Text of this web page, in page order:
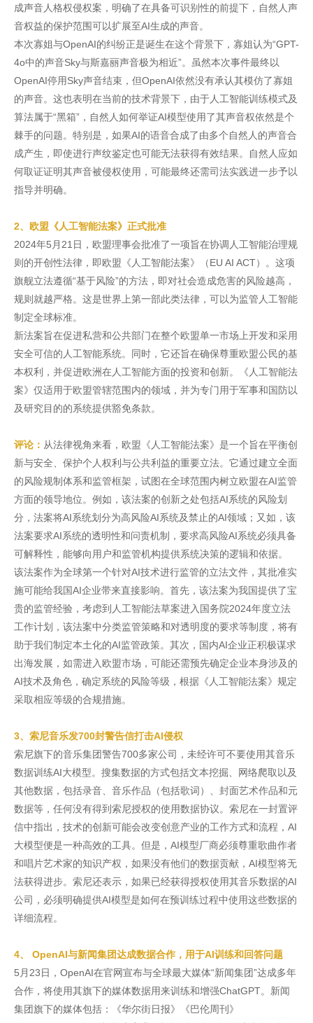
成声音人格权侵权案，明确了在具备可识别性的前提下，自然人声
音权益的保护范围可以扩展至AI生成的声音。
本次寡姐与OpenAI的纠纷正是诞生在这个背景下，寡姐认为“GPT-
4o中的声音Sky与斯嘉丽声音极为相近”。虽然本次事件最终以
OpenAI停用Sky声音结束，但OpenAI依然没有承认其模仿了寡姐
的声音。这也表明在当前的技术背景下，由于人工智能训练模式及
算法属于“黑箱”，自然人如何举证AI模型使用了其声音权依然是个
棘手的问题。特别是，如果AI的语音合成了由多个自然人的声音合
成产生，即使进行声纹鉴定也可能无法获得有效结果。自然人应如
何取证证明其声音被侵权使用，可能最终还需司法实践进一步予以
指导并明确。
2、欧盟《人工智能法案》正式批准
2024年5月21日，欧盟理事会批准了一项旨在协调人工智能治理规
则的开创性法律，即欧盟《人工智能法案》（EU AI ACT）。这项
旗舰立法遵循“基于风险”的方法，即对社会造成危害的风险越高，
规则就越严格。这是世界上第一部此类法律，可以为监管人工智能
制定全球标准。
新法案旨在促进私营和公共部门在整个欧盟单一市场上开发和采用
安全可信的人工智能系统。同时，它还旨在确保尊重欧盟公民的基
本权利，并促进欧洲在人工智能方面的投资和创新。《人工智能法
案》仅适用于欧盟管辖范围内的领域，并为专门用于军事和国防以
及研究目的的系统提供豁免条款。
评论： 从法律视角来看，欧盟《人工智能法案》是一个旨在平衡创
新与安全、保护个人权利与公共利益的重要立法。它通过建立全面
的风险规制体系和监管框架，试图在全球范围内树立欧盟在AI监管
方面的领导地位。例如，该法案的创新之处包括AI系统的风险划
分，法案将AI系统划分为高风险AI系统及禁止的AI领域；又如，该
法案要求AI系统的透明性和问责机制，要求高风险AI系统必须具备
可解释性，能够向用户和监管机构提供系统决策的逻辑和依据。
该法案作为全球第一个针对AI技术进行监管的立法文件，其批准实
施可能给我国AI企业带来直接影响。首先，该法案为我国提供了宝
贵的监管经验，考虑到人工智能法草案进入国务院2024年度立法
工作计划，该法案中分类监管策略和对透明度的要求等制度，将有
助于我们制定本土化的AI监管政策。其次，国内AI企业正积极谋求
出海发展，如需进入欧盟市场，可能还需预先确定企业本身涉及的
AI技术及角色，确定系统的风险等级，根据《人工智能法案》规定
采取相应等级的合规措施。
3、索尼音乐发700封警告信打击AI侵权
索尼旗下的音乐集团警告700多家公司，未经许可不要使用其音乐
数据训练AI大模型。搜集数据的方式包括文本挖掘、网络爬取以及
其他数据，包括录音、音乐作品（包括歌词）、封面艺术作品和元
数据等，任何没有得到索尼授权的使用数据协议。索尼在一封置评
信中指出，技术的创新可能会改变创意产业的工作方式和流程，AI
大模型便是一种高效的工具。但是，AI模型厂商必须尊重歌曲作者
和唱片艺术家的知识产权，如果没有他们的数据贡献，AI模型将无
法获得进步。索尼还表示，如果已经获得授权使用其音乐数据的AI
公司，必须明确提供AI模型是如何在预训练过程中使用这些数据的
详细流程。
4、 OpenAI与新闻集团达成数据合作，用于AI训练和回答问题
5月23日，OpenAI在官网宣布与全球最大媒体“新闻集团”达成多年
合作，将使用其旗下的媒体数据用来训练和增强ChatGPT。新闻
集团旗下的媒体包括：《华尔街日报》《巴伦周刊》